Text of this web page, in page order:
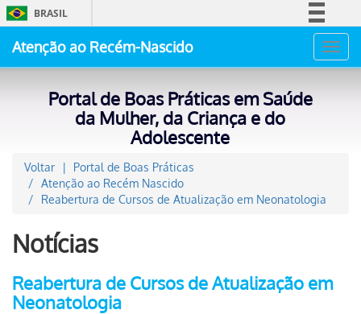
BRASIL
Acesso à informação
Atenção ao Recém-Nascido
Portal de Boas Práticas em Saúde
da Mulher, da Criança e do
Adolescente
Voltar
Portal de Boas Práticas
Atenção ao Recém Nascido
Reabertura de Cursos de Atualização em Neonatologia
Notícias
Reabertura de Cursos de Atualização em
Neonatologia